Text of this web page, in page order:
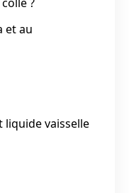
et au
liquide vaisselle